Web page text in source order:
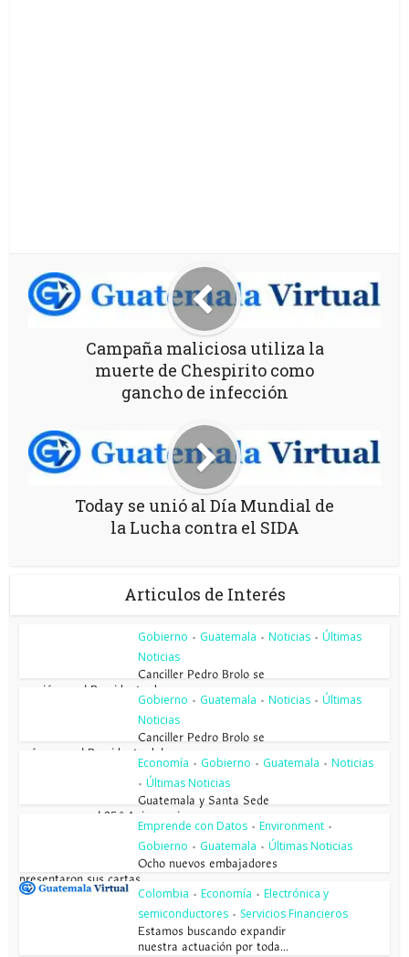
Campaña maliciosa utiliza la
muerte de Chespirito como
gancho de infección
Today se unió al Día Mundial de
la Lucha contra el SIDA
Articulos de Interés
Gobierno • Guatemala • Noticias • Últimas
Noticias
Canciller Pedro Brolo se
reunió con el Presidente de...
Gobierno • Guatemala • Noticias • Últimas
Noticias
Canciller Pedro Brolo se
reúne con el Presidente del...
Economía • Gobierno • Guatemala • Noticias
• Últimas Noticias
Guatemala y Santa Sede
conmemoran el 85.º Aniversario...
Emprende con Datos • Environment •
Gobierno • Guatemala • Últimas Noticias
Ocho nuevos embajadores
presentaron sus cartas...
Colombia • Economía • Electrónica y
semiconductores • Servicios Financieros
Estamos buscando expandir
nuestra actuación por toda...